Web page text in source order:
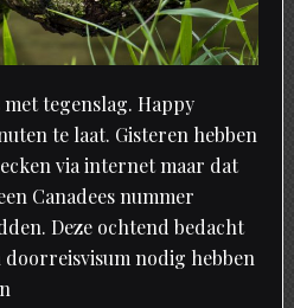
met tegenslag. Happy
te laat. Gisteren hebben
via internet maar dat
Canadees nummer
Deze ochtend bedacht
doorreisvisum nodig hebben